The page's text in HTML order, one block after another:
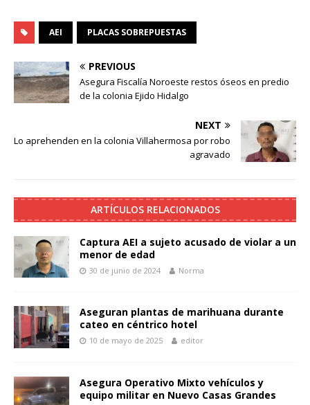
AEI PLACAS SOBREPUESTAS
PREVIOUS
Asegura Fiscalía Noroeste restos óseos en predio
de la colonia Ejido Hidalgo
NEXT
Lo aprehenden en la colonia Villahermosa por robo
agravado
ARTÍCULOS RELACIONADOS
Captura AEI a sujeto acusado de violar a un
menor de edad
30 de junio de 2024 Norma
Aseguran plantas de marihuana durante
cateo en céntrico hotel
10 de mayo de 2025 editor
Asegura Operativo Mixto vehículos y
equipo militar en Nuevo Casas Grandes